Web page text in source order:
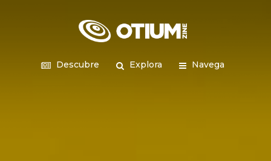
Descubre Explora Navega